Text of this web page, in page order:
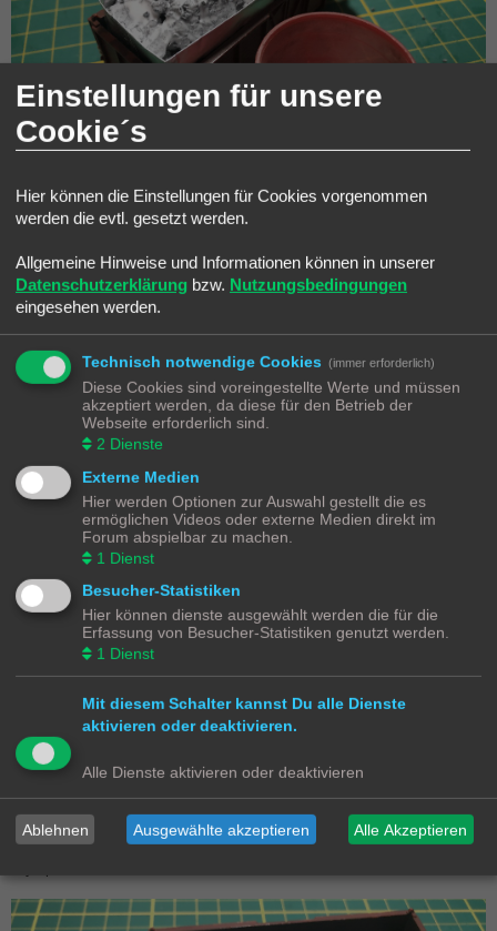
Ich gebe den verdünnten Holzleim (
durchtränke
bis ich sicher bin, das alle Stellen etwas abbekommen haben. Sollte es
etwas zu viel sein, dann wird hoffentlich unsere "Aluminiumwanne
überschüssigen Leim daran hindern in den Wagen zu laufen. Sollte doch
etwas Leim in den Wagen gelaufen sein, lässt sich der leicht mit einem
feuchten Tuch entfernen.
Nun ist Geduld angesagt. Man sollte mindestens 24 Stunden warten
vorsichtig die Aluminium Folie. Gegebenenfalls muss man mit einem
Teppichmesser etwas leicht nachhelfen, damit sich die Folie exakt vom
Einstellungen für unsere
Cookie´s
Hier können die Einstellungen für Cookies vorgenommen
werden die evtl. gesetzt werden.
Allgemeine Hinweise und Informationen können in unserer
Datenschutzerklärung bzw. Nutzungsbedingungen
eingesehen werden.
Technisch notwendige Cookies (immer erforderlich)
Diese Cookies sind voreingestellte Werte und müssen
akzeptiert werden, da diese für den Betrieb der
Webseite erforderlich sind.
2 Dienste
Externe Medien
Hier werden Optionen zur Auswahl gestellt die es
ermöglichen Videos oder externe Medien direkt im
Forum abspielbar zu machen.
1 Dienst
Besucher-Statistiken
Hier können dienste ausgewählt werden die für die
Erfassung von Besucher-Statistiken genutzt werden.
1 Dienst
Mit diesem Schalter kannst Du alle Dienste
aktivieren oder deaktivieren.
Alle Dienste aktivieren oder deaktivieren
Ablehnen Ausgewählte akzeptieren Alle Akzeptieren